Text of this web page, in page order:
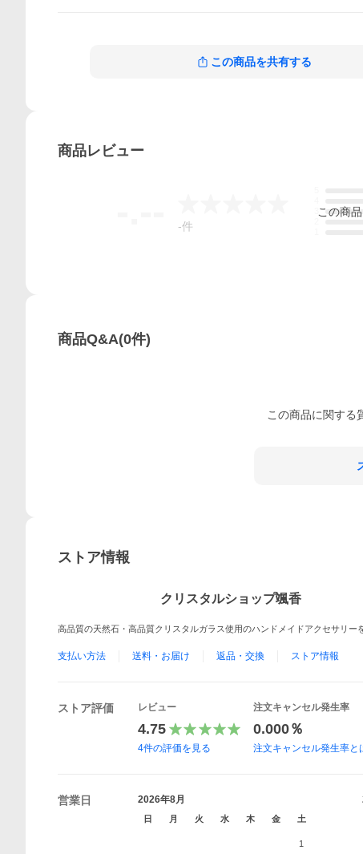
この商品を共有する
商品レビュー
-件
この商品
商品Q&A(0件)
この商品に関する
ストア情報
クリスタルショップ颯香
高品質の天然石・高品質クリスタルガラス使用のハンドメイドアクセサリー
支払い方法 送料・お届け 返品・交換 ストア情報
ストア評価 レビュー
4.75
4件の評価を見る
注文キャンセル発生率
0.000％
注文キャンセル発生率と
営業日 2026年8月
日 月 火 水 木 金 土
1